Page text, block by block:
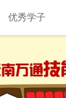
优秀学子